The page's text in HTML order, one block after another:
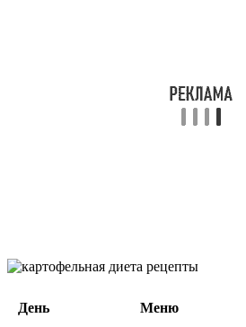
День Меню